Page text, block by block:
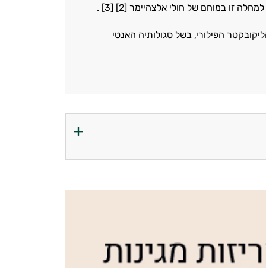
זו במוחם של חולי אלצהיימר [2] [3] .
הפילורי, בשל סגולותיה האנטי